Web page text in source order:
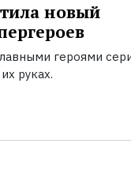
новый
героями
руках.